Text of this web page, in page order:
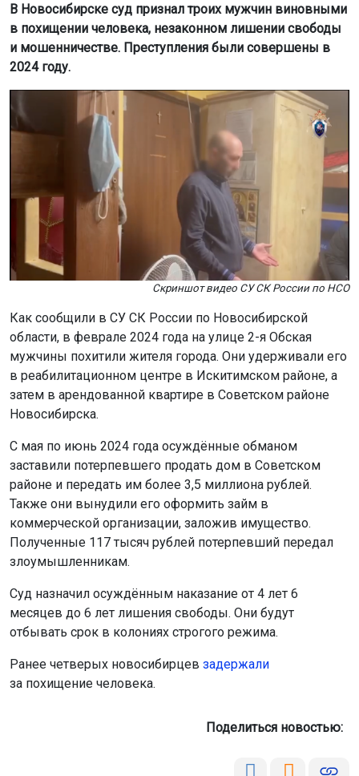
В Новосибирске суд признал троих мужчин виновными
в похищении человека, незаконном лишении свободы
и мошенничестве. Преступления были совершены в
2024 году.
Скриншот видео СУ СК России по НСО
Как сообщили в СУ СК России по Новосибирской
области, в феврале 2024 года на улице 2-я Обская
мужчины похитили жителя города. Они удерживали его
в реабилитационном центре в Искитимском районе, а
затем в арендованной квартире в Советском районе
Новосибирска.
С мая по июнь 2024 года осуждённые обманом
заставили потерпевшего продать дом в Советском
районе и передать им более 3,5 миллиона рублей.
Также они вынудили его оформить займ в
коммерческой организации, заложив имущество.
Полученные 117 тысяч рублей потерпевший передал
злоумышленникам.
Суд назначил осуждённым наказание от 4 лет 6
месяцев до 6 лет лишения свободы. Они будут
отбывать срок в колониях строгого режима.
Ранее четверых новосибирцев задержали
за похищение человека.
Поделиться новостью: